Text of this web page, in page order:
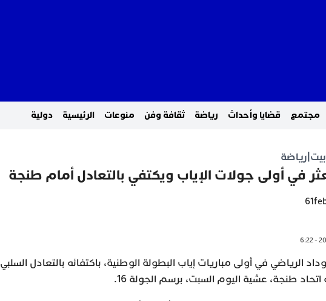
مجتمع قضايا وأحداث رياضة ثقافة وفن منوعات الرئيسية دولية
رياضة
في أولى جولات الإياب ويكتفي بالتعادل أمام طنجة
الرياضي في أولى مباريات إياب البطولة الوطنية، باكتفائه بالتعادل السلبي
طنجة، عشية اليوم السبت، برسم الجولة 16.